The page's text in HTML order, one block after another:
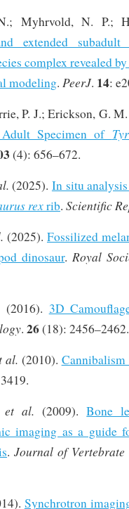
Myhrvold, N. P.;
extended
complex revealed
modeling. PeerJ. 14:
P. J.; Erickson, G.
Specimen of
(4): 656–672.
(2025). In situ
rexrib. Scientific
(2025). Fossilized
dinosaur.Royal
(2016). 3D
. 26(18): 2456–2462.
al. (2010).
et al. (2009).Bone
imaging as a guide
.Journal of Vertebrate
Synchrotron